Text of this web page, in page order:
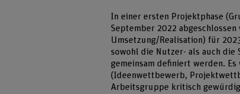
In einer ersten Projektphase
September 2022
Umsetzung/Realisation) für
sowohl die Nutzer- als auch
gemeinsam definiert werden.
(Ideenwettbewerb,
Arbeitsgruppe kritisch